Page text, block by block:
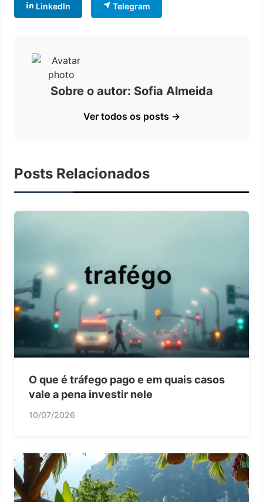
LinkedIn Telegram
Sobre o autor: Sofia Almeida
Ver todos os posts →
Posts Relacionados
O que é tráfego pago e em quais casos
vale a pena investir nele
10/07/2026